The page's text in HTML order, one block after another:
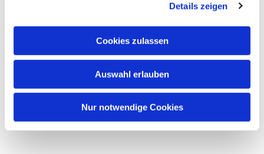
Details zeigen
Cookies zulassen
Auswahl erlauben
Nur notwendige Cookies